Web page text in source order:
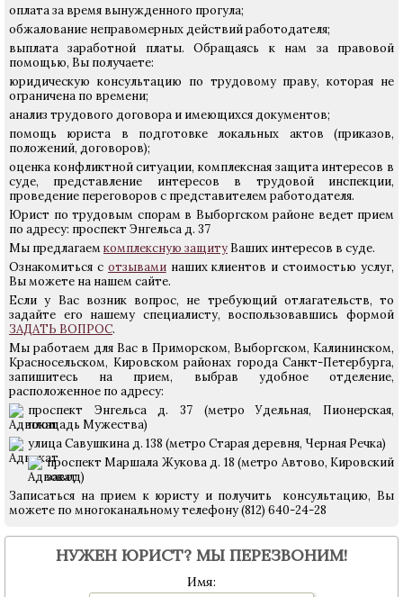
оплата за время вынужденного прогула;
обжалование неправомерных действий работодателя;
выплата заработной платы.Обращаясь к нам за правовой
помощью, Вы получаете:
юридическую консультацию по трудовому праву, которая не
ограничена по времени;
анализ трудового договора и имеющихся документов;
помощь юриста в подготовке локальных актов (приказов,
положений, договоров);
оценка конфликтной ситуации, комплексная защита интересов в
суде, представление интересов в трудовой инспекции,
проведение переговоров с представителем работодателя.
Юрист по трудовым спорам в Выборгском районе ведет прием
по адресу: проспект Энгельса д. 37
Мы предлагаемкомплексную защиту Ваших интересов в суде.
Ознакомиться с отзываминаших клиентов и стоимостью услуг,
Вы можете на нашем сайте.
Если у Вас возник вопрос, не требующий отлагательств, то
задайте его нашему специалисту, воспользовавшись формой
ЗАДАТЬ ВОПРОС.
Мы работаем для Вас в Приморском, Выборгском, Калининском,
Красносельском, Кировском районах города Санкт-Петербурга,
запишитесь на прием, выбрав удобное отделение,
расположенное по адресу:
проспект Энгельса д. 37 (метро Удельная, Пионерская,
площадь Мужества)
улица Савушкина д. 138 (метро Старая деревня, Черная Речка)
проспект Маршала Жукова д. 18 (метро Автово, Кировский
завод)
Записаться на прием к юристу и получить консультацию, Вы
можете по многоканальному телефону (812) 640-24-28
НУЖЕН ЮРИСТ? МЫ ПЕРЕЗВОНИМ!
Имя: